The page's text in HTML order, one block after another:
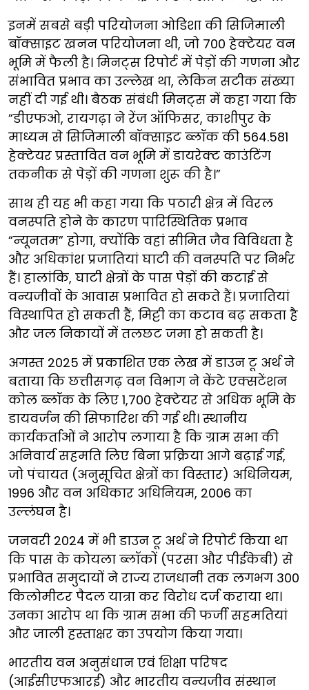
इनमें सबसे बड़ी परियोजना ओडिशा की सिजिमाली
बॉक्साइट खनन परियोजना थी, जो 700 हेक्टेयर वन
भूमि में फैली है। मिनट्स रिपोर्ट में पेड़ों की गणना और
संभावित प्रभाव का उल्लेख था, लेकिन सटीक संख्या
नहीं दी गई थी। बैठक संबंधी मिनट्स में कहा गया कि
“डीएफओ, रायगढ़ा ने रेंज ऑफिसर, काशीपुर के
माध्यम से सिजिमाली बॉक्साइट ब्लॉक की 564.581
हेक्टेयर प्रस्तावित वन भूमि में डायरेक्ट काउंटिंग
तकनीक से पेड़ों की गणना शुरू की है।”
साथ ही यह भी कहा गया कि पठारी क्षेत्र में विरल
वनस्पति होने के कारण पारिस्थितिक प्रभाव
“न्यूनतम” होगा, क्योंकि वहां सीमित जैव विविधता है
और अधिकांश प्रजातियां घाटी की वनस्पति पर निर्भर
हैं। हालांकि, घाटी क्षेत्रों के पास पेड़ों की कटाई से
वन्यजीवों के आवास प्रभावित हो सकते हैं। प्रजातियां
विस्थापित हो सकती हैं, मिट्टी का कटाव बढ़ सकता है
और जल निकायों में तलछट जमा हो सकती है।
अगस्त 2025 में प्रकाशित एक लेख में डाउन टू अर्थ ने
बताया कि छत्तीसगढ़ वन विभाग ने केंटे एक्सटेंशन
कोल ब्लॉक के लिए 1,700 हेक्टेयर से अधिक भूमि के
डायवर्जन की सिफारिश की गई थी। स्थानीय
कार्यकर्ताओं ने आरोप लगाया है कि ग्राम सभा की
अनिवार्य सहमति लिए बिना प्रक्रिया आगे बढ़ाई गई,
जो पंचायत (अनुसूचित क्षेत्रों का विस्तार) अधिनियम,
1996 और वन अधिकार अधिनियम, 2006 का
उल्लंघन है।
जनवरी 2024 में भी डाउन टू अर्थ ने रिपोर्ट किया था
कि पास के कोयला ब्लॉकों (परसा और पीईकेबी) से
प्रभावित समुदायों ने राज्य राजधानी तक लगभग 300
किलोमीटर पैदल यात्रा कर विरोध दर्ज कराया था।
उनका आरोप था कि ग्राम सभा की फर्जी सहमतियां
और जाली हस्ताक्षर का उपयोग किया गया।
भारतीय वन अनुसंधान एवं शिक्षा परिषद
(आईसीएफआरई) और भारतीय वन्यजीव संस्थान